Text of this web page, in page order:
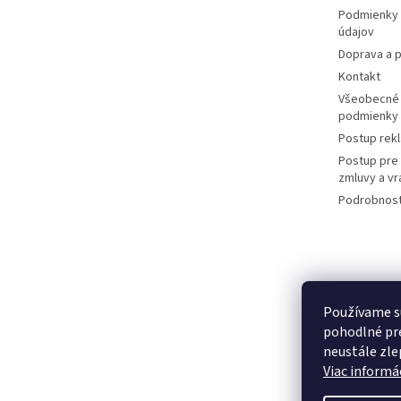
Používame
pohodlné
neustále
Viac
údajov
Doprava a
Kontakt
podmienky
Postup
Postup
zmluvy a